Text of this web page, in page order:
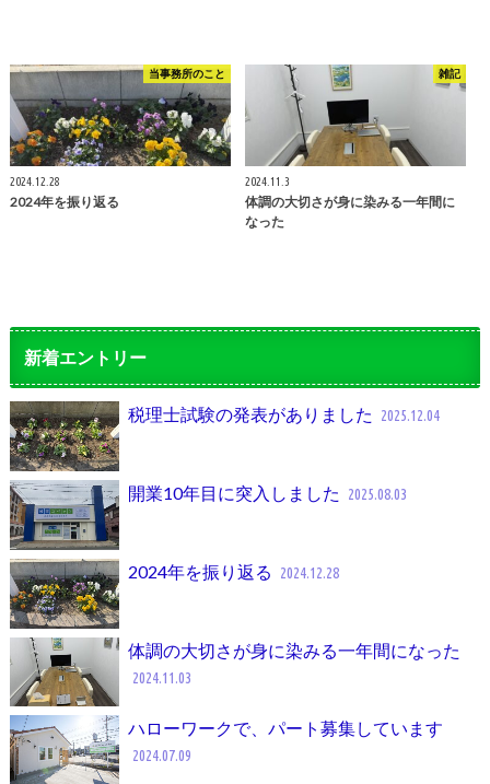
当事務所のこと
2024.12.28
2024年を振り返る
雑記
2024.11.3
体調の大切さが身に染みる一年間に
なった
新着エントリー
税理士試験の発表がありました 2025.12.04
開業10年目に突入しました 2025.08.03
2024年を振り返る 2024.12.28
体調の大切さが身に染みる一年間になった
2024.11.03
ハローワークで、パート募集しています
2024.07.09